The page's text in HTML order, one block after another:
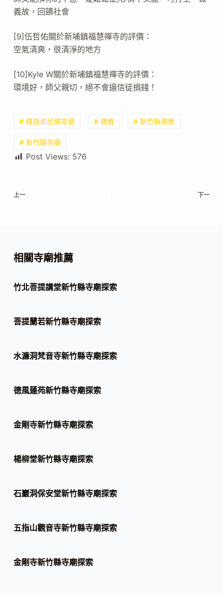
義故，回饋社會
[9]伍哲佑關於新埔鎮福慧禪寺的評價：
空氣清爽，很清淨的地方
[10]Kyle W關於新埔鎮福慧禪寺的評價：
環境好，師父親切，絕不會逼信徒捐錢！
# 釋迦牟尼佛寺廟 # 佛教 # 新竹縣佛教
# 新竹縣寺廟
Post Views: 576
上一 下一
相關寺廟推薦
竹北菩提講堂新竹縣寺廟探索
菩提蘭若新竹縣寺廟探索
水濂洞梵音寺新竹縣寺廟探索
德風蓮苑新竹縣寺廟探索
金剛寺新竹縣寺廟探索
楊柳堂新竹縣寺廟探索
石巖洞保安堂新竹縣寺廟探索
五指山觀音寺新竹縣寺廟探索
金剛寺新竹縣寺廟探索